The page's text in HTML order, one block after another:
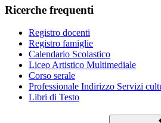
Ricerche frequenti
Registro docenti
Registro famiglie
Calendario Scolastico
Liceo Artistico Multimediale
Corso serale
Professionale Indirizzo Servizi
Libri di Testo